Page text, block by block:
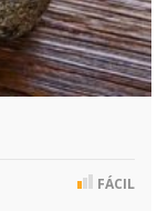
FÁCIL